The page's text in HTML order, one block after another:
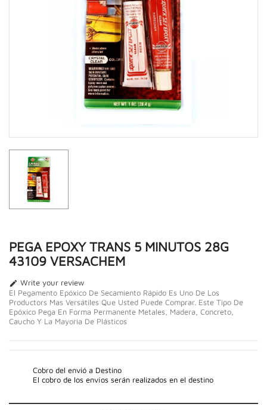
PEGA EPOXY TRANS 5 MINUTOS 28G
43109 VERSACHEM
 Write your review
El Pegamento Epóxico De Secamiento Rápido Es Uno De Los
Productors Mas Versátiles Que Usted Puede Comprar. Este Tipo De
Epóxico Pega En Forma Permanente Metales, Madera, Concreto,
Caucho Y La Mayoria De Plásticos
Cobro del envió a Destino
El cobro de los envíos serán realizados en el destino